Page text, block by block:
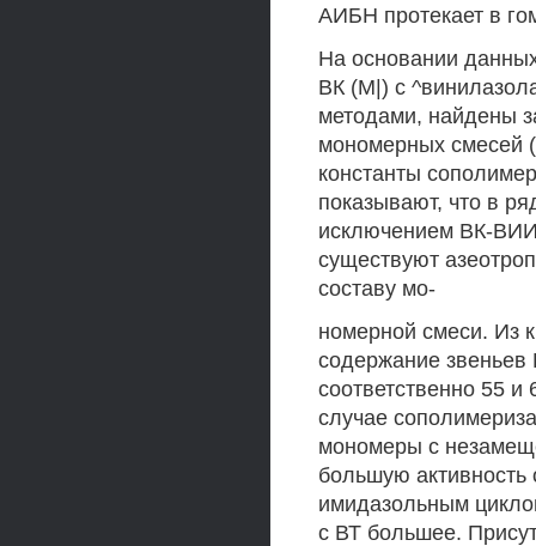
АИБН протекает в
На основании
ВК (М|) с
методами, найдены
мономерных смесей
константы
показывают, что в
исключением ВК-
существуют
составу мо-
номерной смеси. Из
содержание
соответственно 55
случае
мономеры с
большую
имидазольным
с ВТ большее.